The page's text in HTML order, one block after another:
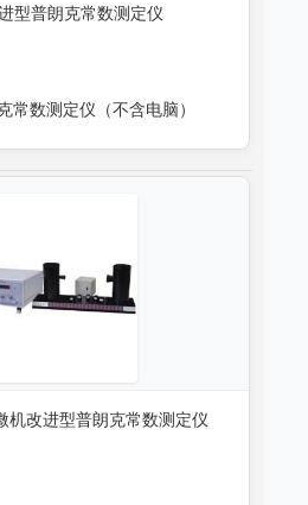
型普朗克常数测定仪
常数测定仪（不含电脑）
机改进型普朗克常数测定仪